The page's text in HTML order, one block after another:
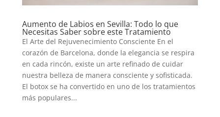
Aumento de Labios en Sevilla: Todo lo que
Necesitas Saber sobre este Tratamiento
El Arte del Rejuvenecimiento Consciente En el
corazón de Barcelona, donde la elegancia se respira
en cada rincón, existe un arte refinado de cuidar
nuestra belleza de manera consciente y sofisticada.
El botox se ha convertido en uno de los tratamientos
más populares...